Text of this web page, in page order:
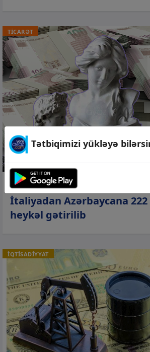
TİCARƏT
06 avq 2026, 11:43
İtaliyadan Azərbaycana
heykəl gətirilib
İQTİSADİYYAT
Tətbiqimizi yükləyə